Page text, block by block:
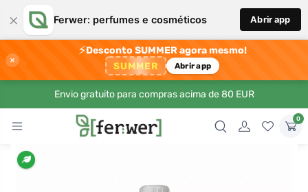
× Ferwer: perfumes e cosméticos Abrir app
×
⚡Desconto SUMMER agora mesmo!
SUMMER Abrir app
Envio gratuito para compras acima de 80 EUR
0